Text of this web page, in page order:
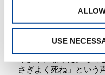
USE
昭和18年末ごろ、敗色
基地で私は、自分の死
いた。どうせ死ぬなら
さぎよく死ね」という